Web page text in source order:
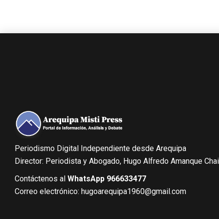
Periodismo Digital Independiente desde Arequipa
Director: Periodista y Abogado, Hugo Alfredo Amanque
Contáctenos al WhatsApp 966633477
Correo electrónico: hugoarequipa1960@gmail.com